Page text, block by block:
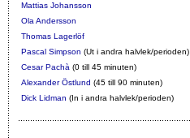
Mattias Johansson
Ola Andersson
Thomas Lagerlöf
Pascal Simpson (Ut i andra halvlek/perioden)
Cesar Pachà (0 till 45 minuten)
Alexander Östlund (45 till 90 minuten)
Dick Lidman (In i andra halvlek/perioden)